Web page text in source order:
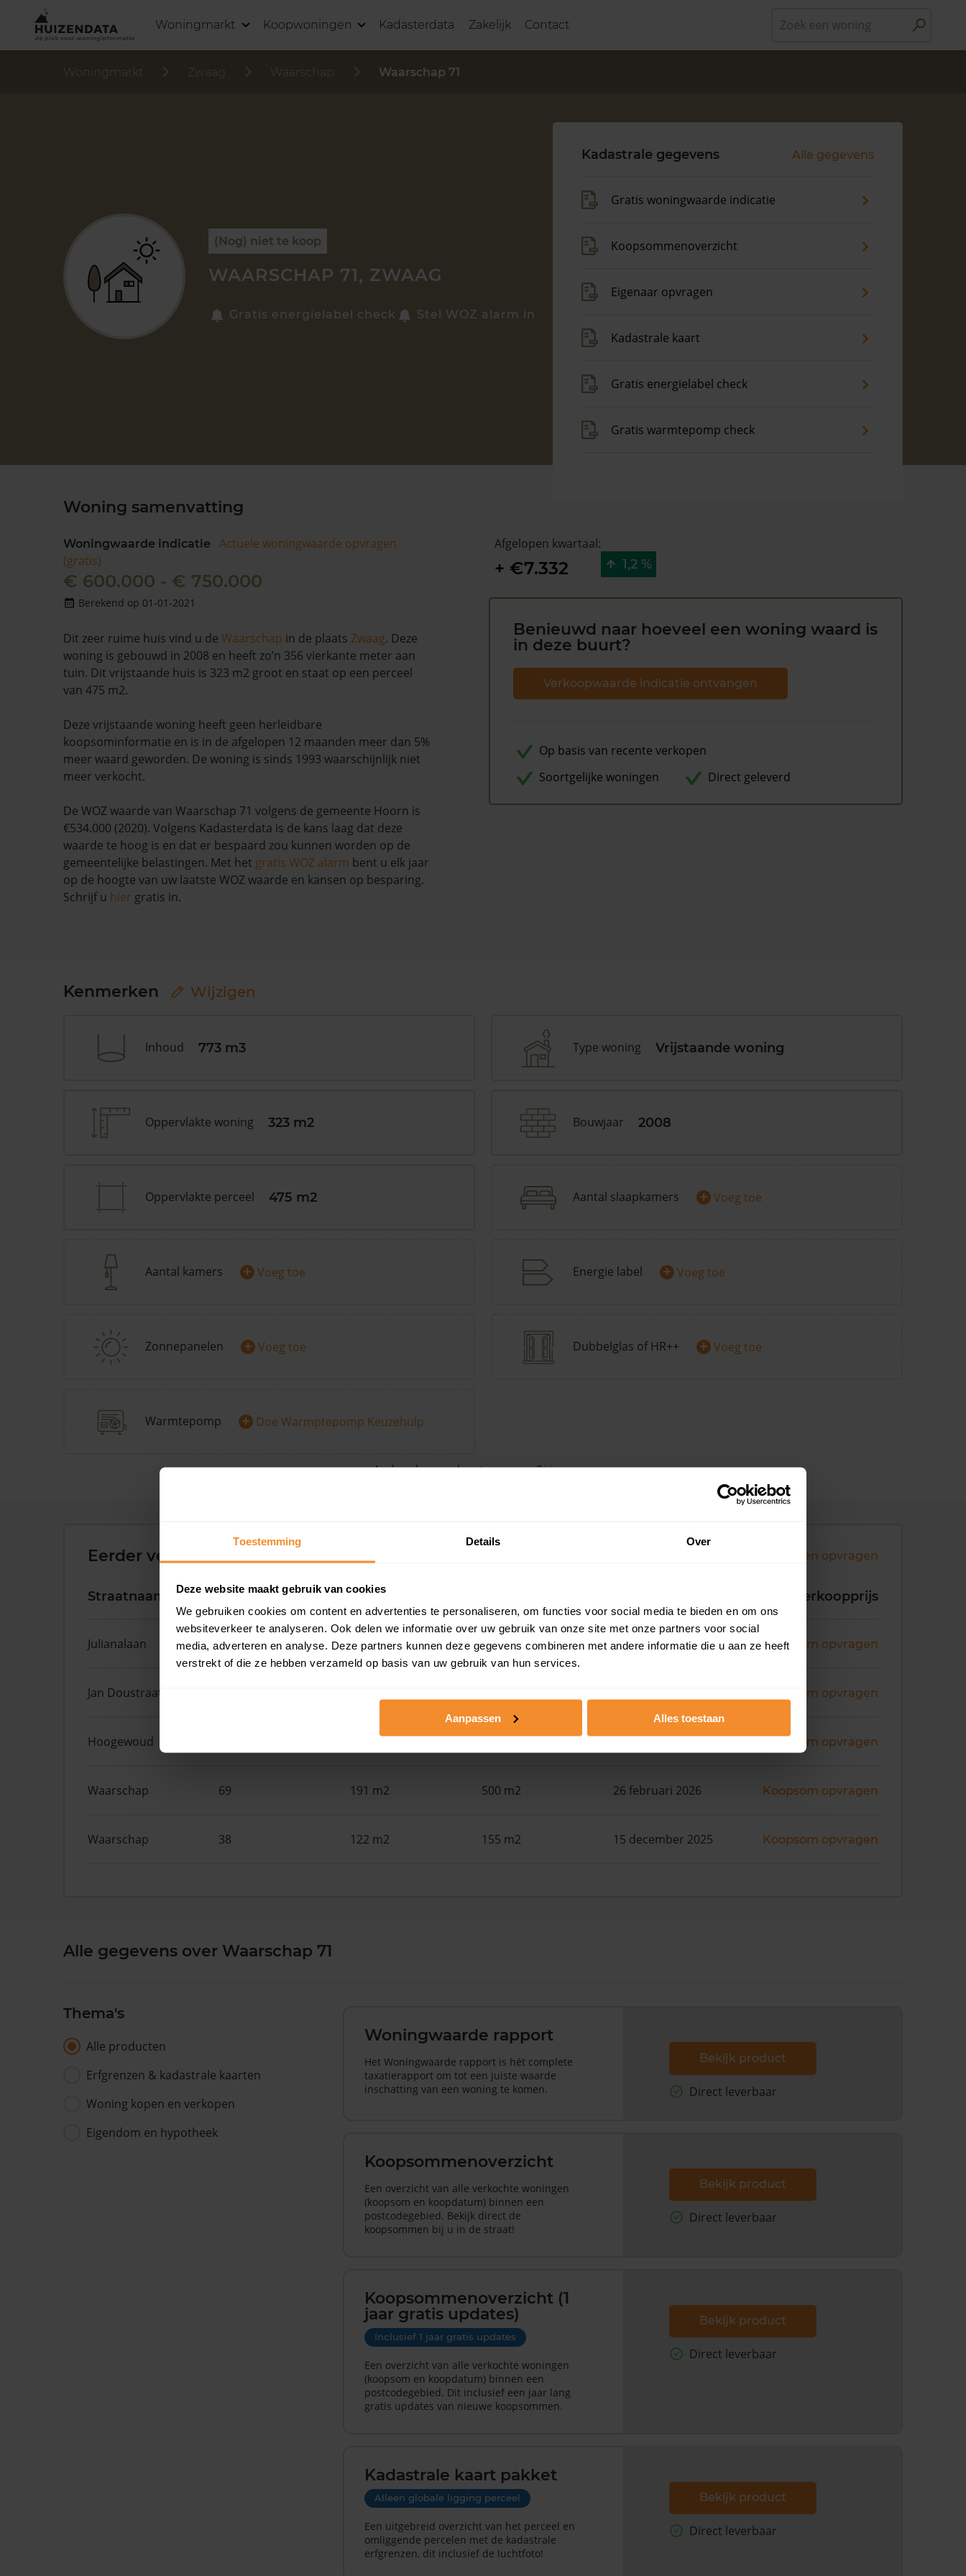
Toestemming Details Over
Deze website maakt gebruik van cookies
We gebruiken cookies om content en advertenties te personaliseren, om functies voor social media te bieden en om ons
websiteverkeer te analyseren. Ook delen we informatie over uw gebruik van onze site met onze partners voor social
media, adverteren en analyse. Deze partners kunnen deze gegevens combineren met andere informatie die u aan ze heeft
verstrekt of die ze hebben verzameld op basis van uw gebruik van hun services.
Aanpassen Alles toestaan
Woningmarkt Koopwoningen Kadasterdata Zakelijk Contact
Woningmarkt Zwaag Waarschap Waarschap 71
(Nog) niet te koop
WAARSCHAP 71, ZWAAG
Gratis energielabel check Stel WOZ alarm in
Kadastrale gegevens Alle gegevens
Gratis woningwaarde indicatie
Koopsommenoverzicht
Eigenaar opvragen
Kadastrale kaart
Gratis energielabel check
Gratis warmtepomp check
Woning samenvatting
Woningwaarde indicatie
Actuele woningwaarde opvragen
(gratis)
€ 600.000 - € 750.000
Berekend op 01-01-2021
Dit zeer ruime huis vind u de Waarschap in de plaats Zwaag. Deze
woning is gebouwd in 2008 en heeft zo’n 356 vierkante meter aan
tuin. Dit vrijstaande huis is 323 m2 groot en staat op een perceel
van 475 m2.
Deze vrijstaande woning heeft geen herleidbare
koopsominformatie en is in de afgelopen 12 maanden meer dan 5%
meer waard geworden. De woning is sinds 1993 waarschijnlijk niet
meer verkocht.
De WOZ waarde van Waarschap 71 volgens de gemeente Hoorn is
€534.000 (2020). Volgens Kadasterdata is de kans laag dat deze
waarde te hoog is en dat er bespaard zou kunnen worden op de
gemeentelijke belastingen. Met het gratis WOZ alarm bent u elk jaar
op de hoogte van uw laatste WOZ waarde en kansen op besparing.
Schrijf u hier gratis in.
Afgelopen kwartaal:
+ €7.332 1,2 %
Benieuwd naar hoeveel een woning waard is
in deze buurt?
Verkoopwaarde indicatie ontvangen
Op basis van recente verkopen
Soortgelijke woningen
Direct geleverd
Kenmerken Wijzigen
Inhoud 773 m3 Type woning Vrijstaande woning
Oppervlakte woning 323 m2 Bouwjaar 2008
Oppervlakte perceel 475 m2 Aantal slaapkamers + Voeg toe
Aantal kamers + Voeg toe Energie label + Voeg toe
Zonnepanelen + Voeg toe Dubbelglas of HR++ + Voeg toe
Warmtepomp + Doe Warmptepomp Keuzehulp
Andere kenmerken toevoegen?Voeg toe
Eerder verkochte woningen in de buurt Andere koopsommen opvragen
Straatnaam Huisnr. Woonoppervlak Verkoopprijs
Julianalaan 9 369 m2 1.295 m2 30 juni 2026 Koopsom opvragen
Jan Doustraat Koopsom opvragen
Hoogewoud 91 m2 155 m2 29 juni 2026 Koopsom opvragen
Waarschap 69 191 m2 500 m2 26 februari 2026 Koopsom opvragen
Waarschap 38 122 m2 155 m2 15 december 2025 Koopsom opvragen
Alle gegevens over Waarschap 71
Thema's
Alle producten
Erfgrenzen & kadastrale kaarten
Woning kopen en verkopen
Eigendom en hypotheek
Woningwaarde rapport
Het Woningwaarde rapport is hét complete
taxatierapport om tot een juiste waarde
inschatting van een woning te komen.
Bekijk product
Direct leverbaar
Koopsommenoverzicht
Een overzicht van alle verkochte woningen
(koopsom en koopdatum) binnen een
postcodegebied. Bekijk direct de
koopsommen bij u in de straat!
Bekijk product
Direct leverbaar
Koopsommenoverzicht (1
jaar gratis updates)
Inclusief 1 jaar gratis updates
Een overzicht van alle verkochte woningen
(koopsom en koopdatum) binnen een
postcodegebied. Dit inclusief een jaar lang
gratis updates van nieuwe koopsommen.
Bekijk product
Direct leverbaar
Kadastrale kaart pakket
Alleen globale ligging perceel
Een uitgebreid overzicht van het perceel en
omliggende percelen met de kadastrale
erfgrenzen, dit inclusief de luchtfoto!
Bekijk product
Direct leverbaar